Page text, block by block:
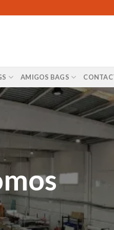
AMIGOS BAGS